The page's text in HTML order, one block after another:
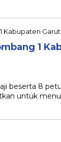
1
beserta 8
untuk